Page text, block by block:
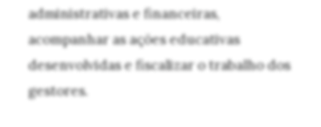
administrativas e financeiras,
acompanhar as ações educativas
desenvolvidas e fiscalizar o trabalho dos
gestores.